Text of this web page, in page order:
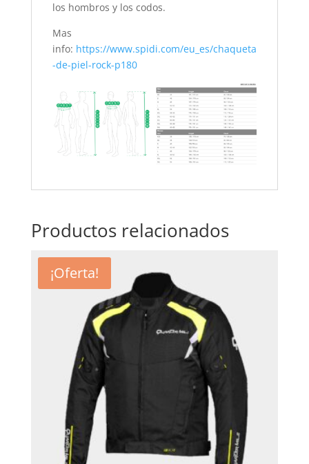
los hombros y los codos.
Mas
info: https://www.spidi.com/eu_es/chaqueta
-de-piel-rock-p180
Productos relacionados
¡Oferta!